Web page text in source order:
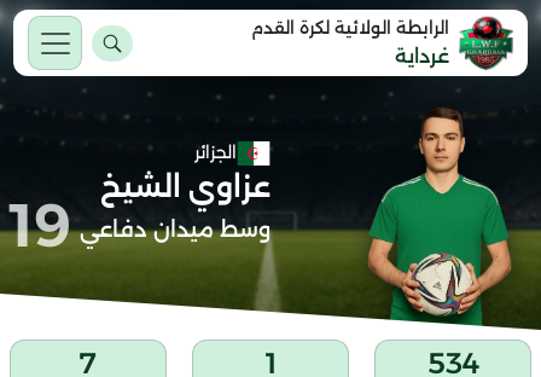
الرابطة الولائية لكرة القدم
غرداية
الجزائر
عزاوي الشيخ
وسط ميدان دفاعي 19
534
1
7